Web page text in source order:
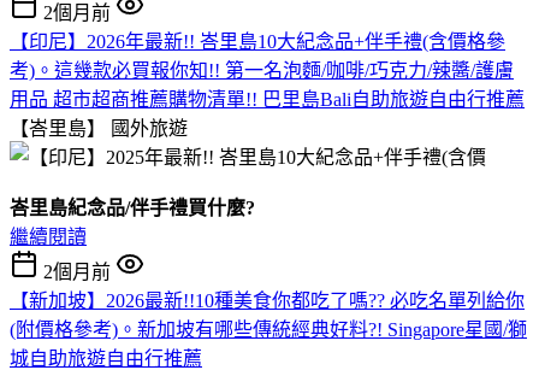
2個月前
【印尼】2026年最新!! 峇里島10大紀念品+伴手禮(含價格參
考)。這幾款必買報你知!! 第一名泡麵/咖啡/巧克力/辣醬/護膚
用品 超市超商推薦購物清單!! 巴里島Bali自助旅遊自由行推薦
【峇里島】
國外旅遊
峇里島紀念品/伴手禮買什麼?
繼續閱讀
2個月前
【新加坡】2026最新!!10種美食你都吃了嗎?? 必吃名單列給你
(附價格參考)。新加坡有哪些傳統經典好料?! Singapore星國/獅
城自助旅遊自由行推薦